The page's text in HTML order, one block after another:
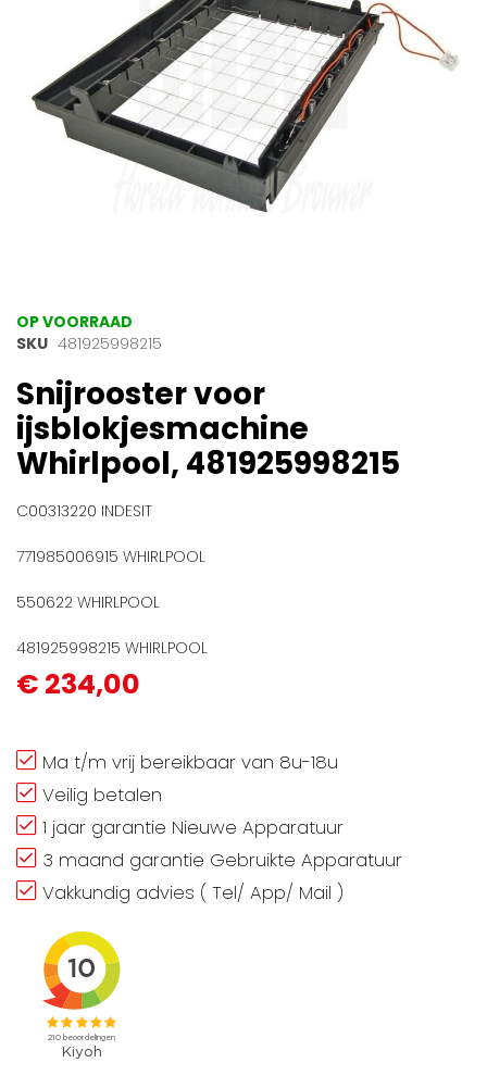
Ga
naar
begin
van
de
afbeeldingen-
gallerij
OP VOORRAAD
SKU 481925998215
Snijrooster voor
ijsblokjesmachine
Whirlpool, 481925998215
C00313220 INDESIT
771985006915 WHIRLPOOL
550622 WHIRLPOOL
481925998215 WHIRLPOOL
€ 234,00
Ma t/m vrij bereikbaar van 8u-18u
Veilig betalen
1 jaar garantie Nieuwe Apparatuur
3 maand garantie Gebruikte Apparatuur
Vakkundig advies ( Tel/ App/ Mail )